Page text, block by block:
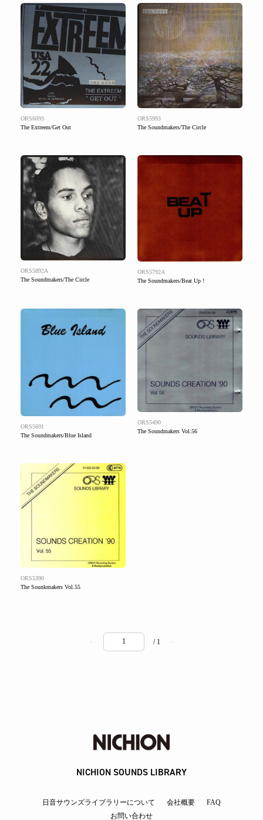
ORS6093
The Extreem/Get Out
ORS5993
The Soundmakers/The Circle
ORS5892A
The Soundmakers/The Circle
ORS5792A
The Soundmakers/Beat Up !
ORS5691
The Soundmakers/Blue Island
ORS5490
The Soundmakers Vol.56
ORS5390
The Sounkmakers Vol.55
/ 1
NICHION SOUNDS LIBRARY
日音サウンズライブラリーについて 会社概要
FAQ
お問い合わせ